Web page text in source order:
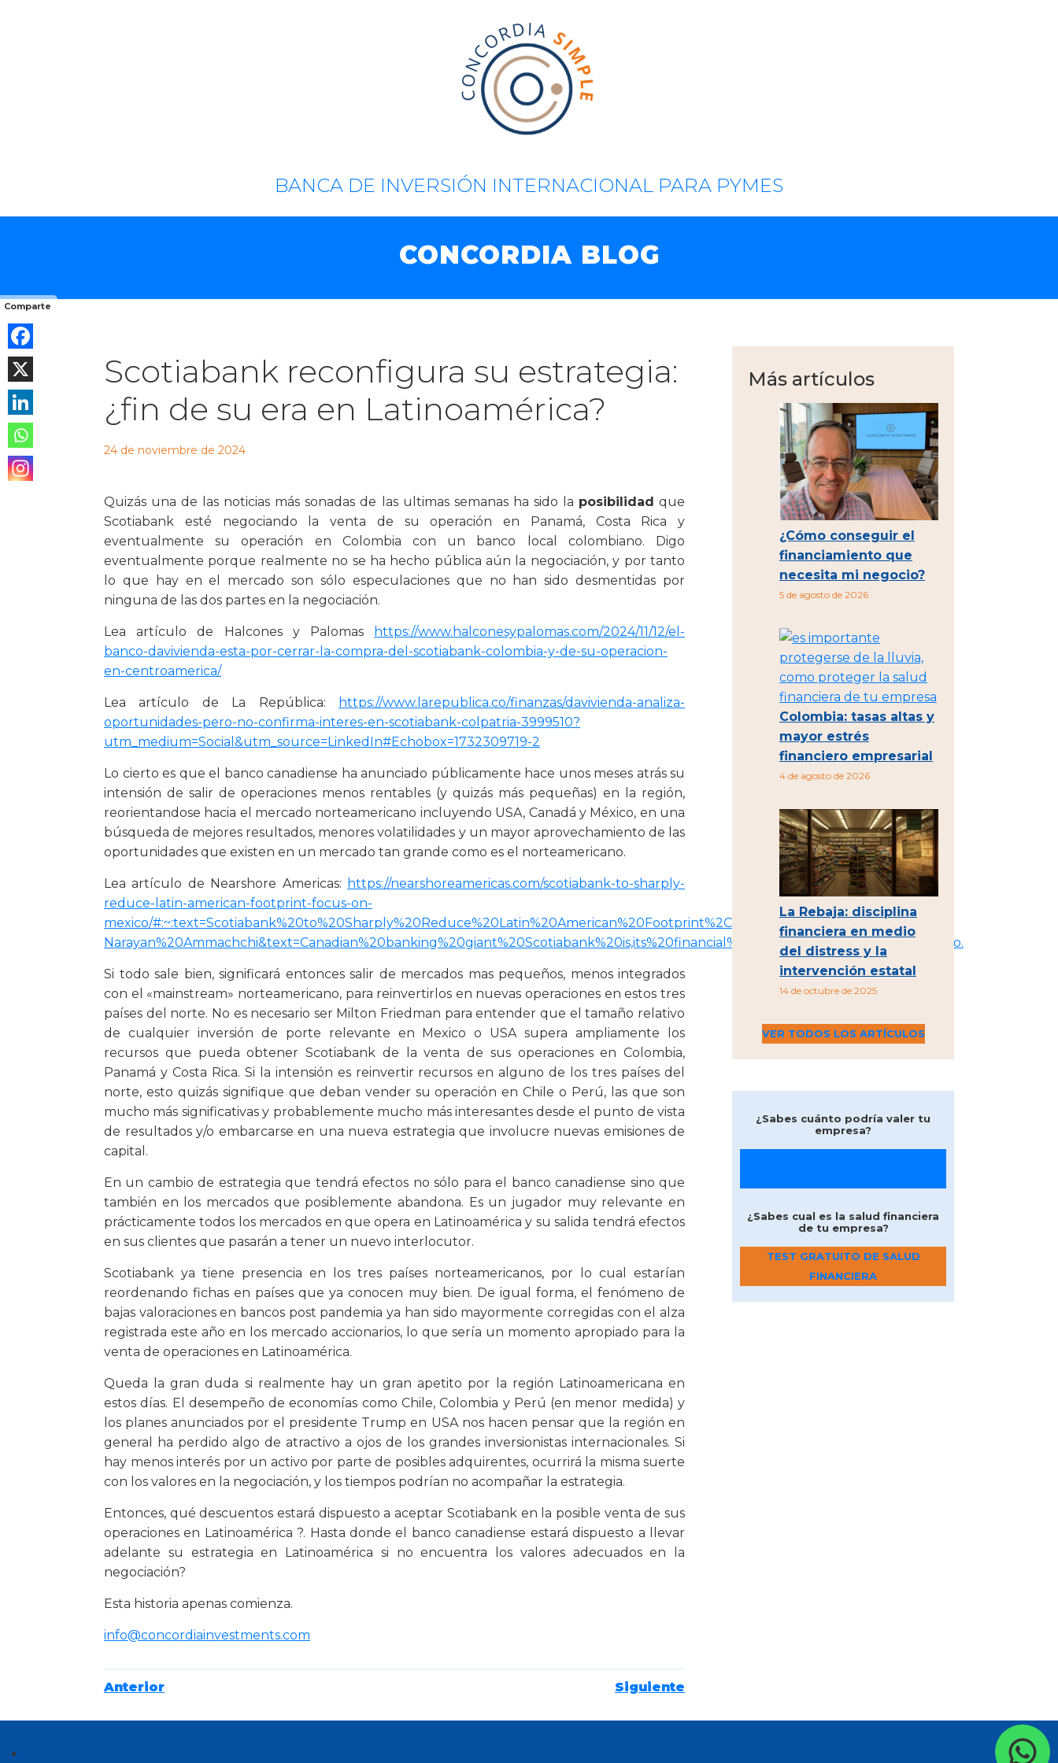
BANCA DE INVERSIÓN INTERNACIONAL PARA PYMES
CONCORDIA BLOG
Scotiabank reconfigura su estrategia:
¿fin de su era en Latinoamérica?
24 de noviembre de 2024
Quizás una de las noticias más sonadas de las ultimas semanas ha sido la posibilidad que
Scotiabank esté negociando la venta de su operación en Panamá, Costa Rica y
eventualmente su operación en Colombia con un banco local colombiano. Digo
eventualmente porque realmente no se ha hecho pública aún la negociación, y por tanto
lo que hay en el mercado son sólo especulaciones que no han sido desmentidas por
ninguna de las dos partes en la negociación.
Lea artículo de Halcones y Palomas
https://www.halconesypalomas.com/2024/11/12/el-
banco-davivienda-esta-por-cerrar-la-compra-del-scotiabank-colombia-y-de-su-operacion-
en-centroamerica/
Lea artículo de La República:
https://www.larepublica.co/finanzas/davivienda-analiza-
oportunidades-pero-no-confirma-interes-en-scotiabank-colpatria-3999510?
utm_medium=Social&utm_source=LinkedIn#Echobox=1732309719-2
Lo cierto es que el banco canadiense ha anunciado públicamente hace unos meses atrás su
intensión de salir de operaciones menos rentables (y quizás más pequeñas) en la región,
reorientandose hacia el mercado norteamericano incluyendo USA, Canadá y México, en una
búsqueda de mejores resultados, menores volatilidades y un mayor aprovechamiento de las
oportunidades que existen en un mercado tan grande como es el norteamericano.
Lea artículo de Nearshore Americas: https://nearshoreamericas.com/scotiabank-to-sharply-
reduce-latin-american-footprint-focus-on-
mexico/#:~:text=Scotiabank%20to%20Sharply%20Reduce%20Latin%20American%20Footprint%2C%20Focus%20on%20Mexico,-
Narayan%20Ammachchi&text=Canadian%20banking%20giant%20Scotiabank%20is,its%20financial%20resources%20toward%20Mexico.
Si todo sale bien, significará entonces salir de mercados mas pequeños, menos integrados
con el «mainstream» norteamericano, para reinvertirlos en nuevas operaciones en estos tres
países del norte. No es necesario ser Milton Friedman para entender que el tamaño relativo
de cualquier inversión de porte relevante en Mexico o USA supera ampliamente los
recursos que pueda obtener Scotiabank de la venta de sus operaciones en Colombia,
Panamá y Costa Rica. Si la intensión es reinvertir recursos en alguno de los tres países del
norte, esto quizás signifique que deban vender su operación en Chile o Perú, las que son
mucho más significativas y probablemente mucho más interesantes desde el punto de vista
de resultados y/o embarcarse en una nueva estrategia que involucre nuevas emisiones de
capital.
En un cambio de estrategia que tendrá efectos no sólo para el banco canadiense sino que
también en los mercados que posiblemente abandona. Es un jugador muy relevante en
prácticamente todos los mercados en que opera en Latinoamérica y su salida tendrá efectos
en sus clientes que pasarán a tener un nuevo interlocutor.
Scotiabank ya tiene presencia en los tres países norteamericanos, por lo cual estarían
reordenando fichas en países que ya conocen muy bien. De igual forma, el fenómeno de
bajas valoraciones en bancos post pandemia ya han sido mayormente corregidas con el alza
registrada este año en los mercado accionarios, lo que sería un momento apropiado para la
venta de operaciones en Latinoamérica.
Queda la gran duda si realmente hay un gran apetito por la región Latinoamericana en
estos días. El desempeño de economías como Chile, Colombia y Perú (en menor medida) y
los planes anunciados por el presidente Trump en USA nos hacen pensar que la región en
general ha perdido algo de atractivo a ojos de los grandes inversionistas internacionales. Si
hay menos interés por un activo por parte de posibles adquirentes, ocurrirá la misma suerte
con los valores en la negociación, y los tiempos podrían no acompañar la estrategia.
Entonces, qué descuentos estará dispuesto a aceptar Scotiabank en la posible venta de sus
operaciones en Latinoamérica ?. Hasta donde el banco canadiense estará dispuesto a llevar
adelante su estrategia en Latinoamérica si no encuentra los valores adecuados en la
negociación?
Esta historia apenas comienza.
info@concordiainvestments.com
Anterior Siguiente
Más artículos
¿Cómo conseguir el
financiamiento que
necesita mi negocio?
5 de agosto de 2026
Colombia: tasas altas y
mayor estrés
financiero empresarial
4 de agosto de 2026
La Rebaja: disciplina
financiera en medio
del distress y la
intervención estatal
14 de octubre de 2025
VER TODOS LOS ARTÍCULOS
¿Sabes cuánto podría valer tu
empresa?
¿Sabes cual es la salud financiera
de tu empresa?
TEST GRATUITO DE SALUD
FINANCIERA
Comparte